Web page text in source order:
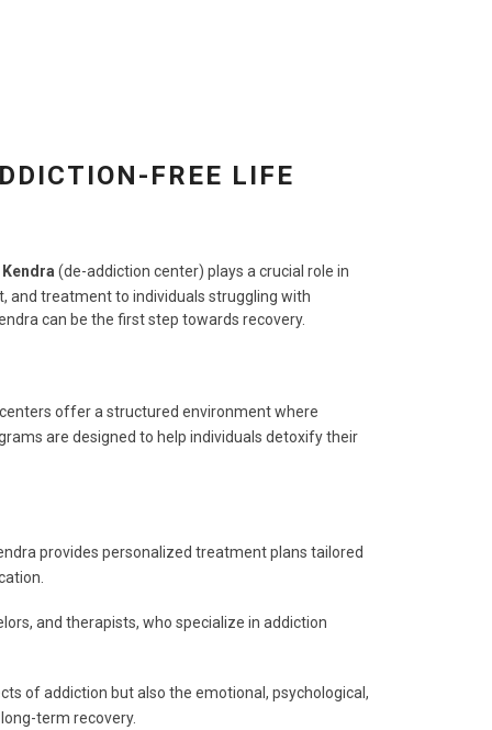
FREE LIFE
(de-addiction center) plays a crucial role in
and treatment to individuals struggling with
can be the first step towards recovery.
offer a structured environment where
are designed to help individuals detoxify their
provides personalized treatment plans tailored
and therapists, who specialize in addiction
of addiction but also the emotional, psychological,
term recovery.